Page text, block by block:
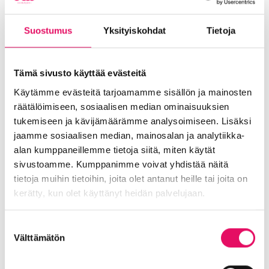
Suostumus Yksityiskohdat Tietoja
Tämä sivusto käyttää evästeitä
Käytämme evästeitä tarjoamamme sisällön ja mainosten
räätälöimiseen, sosiaalisen median ominaisuuksien
tukemiseen ja kävijämäärämme analysoimiseen. Lisäksi
jaamme sosiaalisen median, mainosalan ja analytiikka-
alan kumppaneillemme tietoja siitä, miten käytät
sivustoamme. Kumppanimme voivat yhdistää näitä
tietoja muihin tietoihin, joita olet antanut heille tai joita on
kerätty, kun olet käyttänyt heidän palvelujaan.
valinta
Välttämätön
Tilaisuutta järjestävät:
VIBIOL – Virtuaalitapahtumista uutta
XR-teknologiat osana matkailijan
asiakaspolkua
Training 4.0: XR
*Hanke rahoitetaan REACT-EU-välineen
määrärahoista osana Euroopan unionin COVID-
19-pandemian johdosta toteuttamia toimia.
Jaa artikkeli
Uutiskategoriat